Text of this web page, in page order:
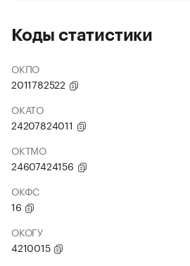
Коды статистики
ОКПО
2011782522
ОКАТО
24207824011
ОКТМО
24607424156
ОКФС
16
ОКОГУ
4210015